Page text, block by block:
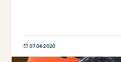
07.04.2020